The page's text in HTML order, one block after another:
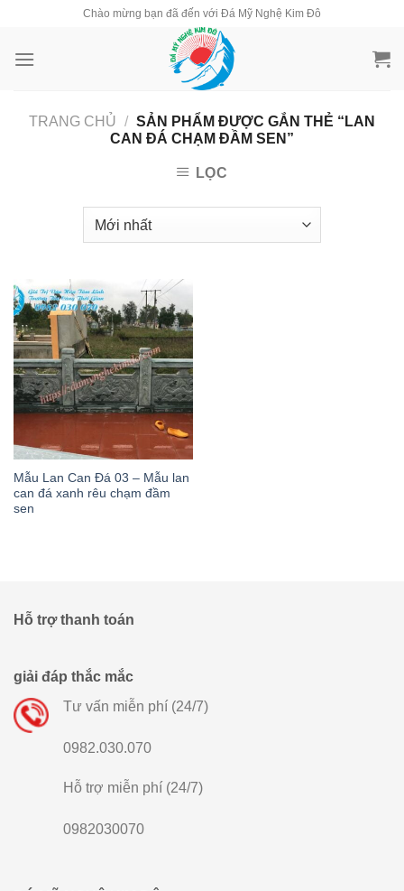
content
Chào mừng bạn đã đến với Đá Mỹ Nghệ Kim Đô
TRANG CHỦ / SẢN PHẨM ĐƯỢC GẮN THẺ “LAN
CAN ĐÁ CHẠM ĐẦM SEN”
LỌC
Mẫu Lan Can Đá 03 – Mẫu lan
can đá xanh rêu chạm đầm
sen
Hỗ trợ thanh toán
giải đáp thắc mắc
Tư vấn miễn phí (24/7)
0982.030.070
Hỗ trợ miễn phí (24/7)
0982030070